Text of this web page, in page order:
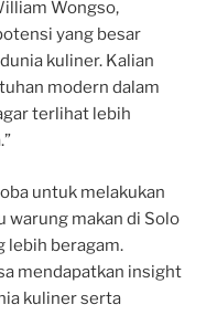
Wongso,
yang besar
kuliner. Kalian
modern dalam
terlihat lebih
untuk melakukan
warung makan di Solo
lebih beragam.
mendapatkan insight
kuliner serta